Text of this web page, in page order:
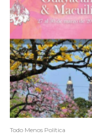
Todo Menos Política